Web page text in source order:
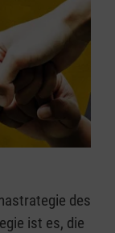
des
ist es, die